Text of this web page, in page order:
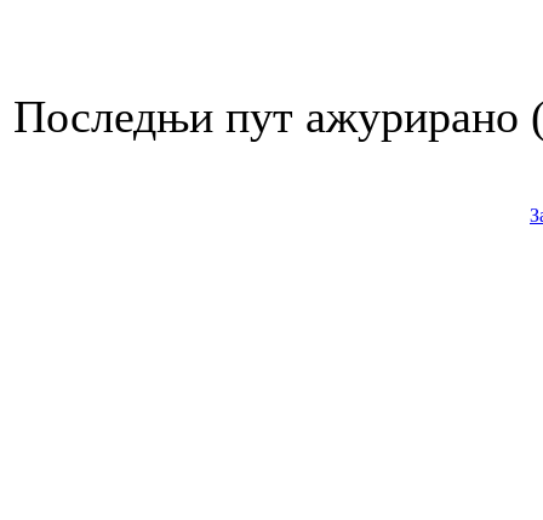
Последњи пут ажурирано